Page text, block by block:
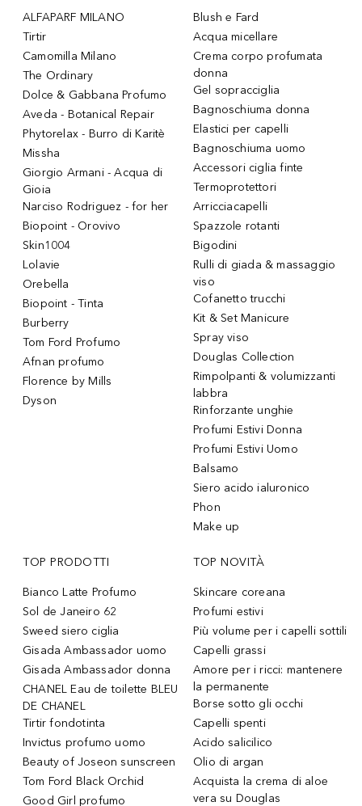
ALFAPARF MILANO
Tirtir
Camomilla Milano
The Ordinary
Dolce & Gabbana Profumo
Aveda - Botanical Repair
Phytorelax - Burro di Karitè
Missha
Giorgio Armani - Acqua di
Gioia
Narciso Rodriguez - for her
Biopoint - Orovivo
Skin1004
Lolavie
Orebella
Biopoint - Tinta
Burberry
Tom Ford Profumo
Afnan profumo
Florence by Mills
Dyson
Blush e Fard
Acqua micellare
Crema corpo profumata
donna
Gel sopracciglia
Bagnoschiuma donna
Elastici per capelli
Bagnoschiuma uomo
Accessori ciglia finte
Termoprotettori
Arricciacapelli
Spazzole rotanti
Bigodini
Rulli di giada & massaggio
viso
Cofanetto trucchi
Kit & Set Manicure
Spray viso
Douglas Collection
Rimpolpanti & volumizzanti
labbra
Rinforzante unghie
Profumi Estivi Donna
Profumi Estivi Uomo
Balsamo
Siero acido ialuronico
Phon
Make up
TOP PRODOTTI
Bianco Latte Profumo
Sol de Janeiro 62
Sweed siero ciglia
Gisada Ambassador uomo
Gisada Ambassador donna
CHANEL Eau de toilette BLEU
DE CHANEL
Tirtir fondotinta
Invictus profumo uomo
Beauty of Joseon sunscreen
Tom Ford Black Orchid
Good Girl profumo
TOP NOVITÀ
Skincare coreana
Profumi estivi
Più volume per i capelli sottili
Capelli grassi
Amore per i ricci: mantenere
la permanente
Borse sotto gli occhi
Capelli spenti
Acido salicilico
Olio di argan
Acquista la crema di aloe
vera su Douglas